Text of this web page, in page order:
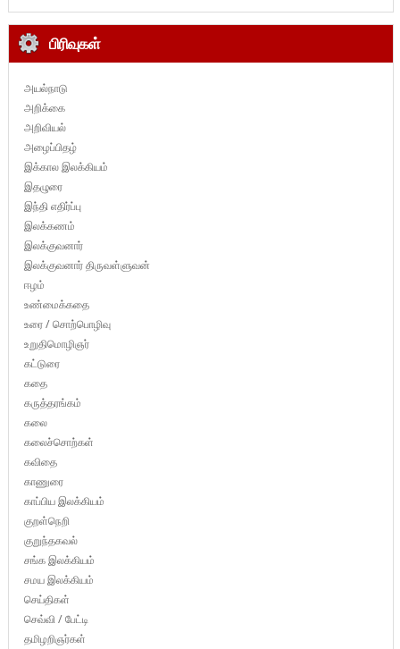
பிரிவுகள்
அயல்நாடு
அறிக்கை
அறிவியல்
அழைப்பிதழ்
இக்கால இலக்கியம்
இதழுரை
இந்தி எதிர்ப்பு
இலக்கணம்
இலக்குவனார்
இலக்குவனார் திருவள்ளுவன்
ஈழம்
உண்மைக்கதை
உரை / சொற்பொழிவு
உறுதிமொழிஞர்
கட்டுரை
கதை
கருத்தரங்கம்
கலை
கலைச்சொற்கள்
கவிதை
காணுரை
காப்பிய இலக்கியம்
குறள்நெறி
குறுந்தகவல்
சங்க இலக்கியம்
சமய இலக்கியம்
செய்திகள்
செவ்வி / பேட்டி
தமிழறிஞர்கள்